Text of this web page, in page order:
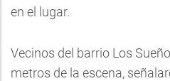
en el lugar.
Vecinos del barrio Los
metros de la escena,